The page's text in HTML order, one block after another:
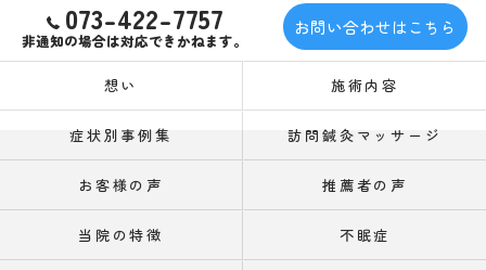
073-422-7757
非通知の場合は対応できかねます。
お問い合わせはこちら
想い 施術内容
症状別事例集 訪問鍼灸マッサージ
お客様の声 推薦者の声
当院の特徴 不眠症